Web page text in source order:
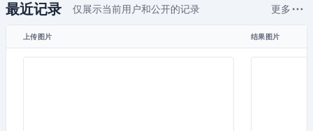
最近记录 仅展示当前用户和公开的记录 更多
上传图片 结果图片